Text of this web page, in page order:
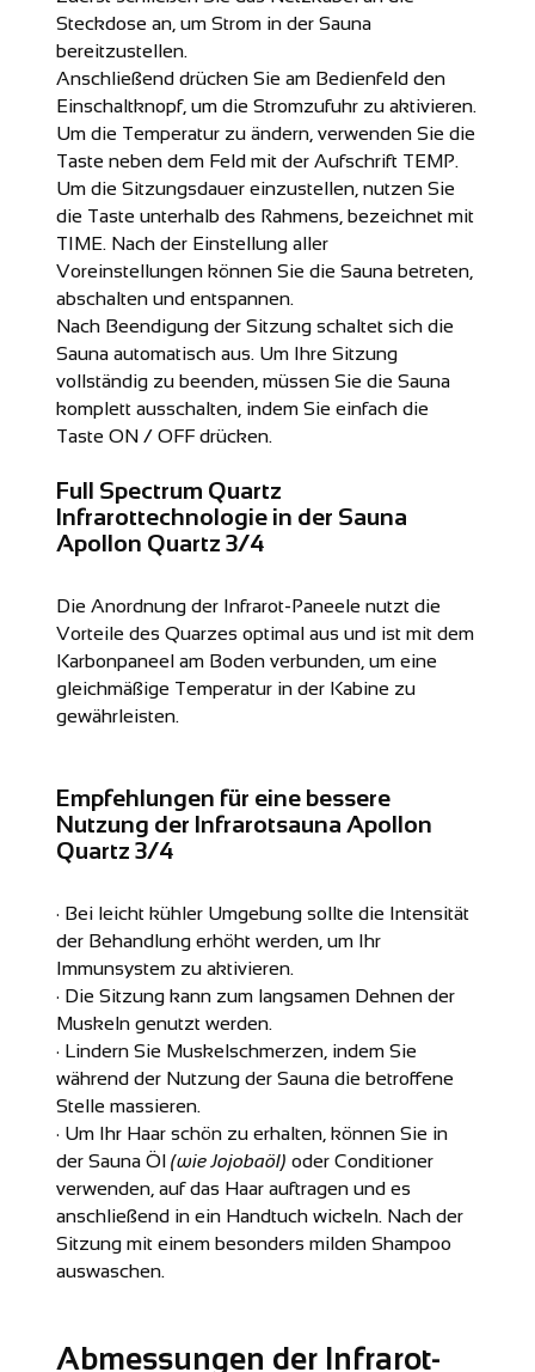
Steckdose an, um Strom in der Sauna
bereitzustellen.
Anschließend drücken Sie am Bedienfeld den
Einschaltknopf, um die Stromzufuhr zu aktivieren.
Um die Temperatur zu ändern, verwenden Sie die
Taste neben dem Feld mit der Aufschrift TEMP.
Um die Sitzungsdauer einzustellen, nutzen Sie
die Taste unterhalb des Rahmens, bezeichnet mit
TIME. Nach der Einstellung aller
Voreinstellungen können Sie die Sauna betreten,
abschalten und entspannen.
Nach Beendigung der Sitzung schaltet sich die
Sauna automatisch aus. Um Ihre Sitzung
vollständig zu beenden, müssen Sie die Sauna
komplett ausschalten, indem Sie einfach die
Taste ON / OFF drücken.
Full Spectrum Quartz
Infrarottechnologie in der Sauna
Apollon Quartz 3/4
Die Anordnung der Infrarot-Paneele nutzt die
Vorteile des Quarzes optimal aus und ist mit dem
Karbonpaneel am Boden verbunden, um eine
gleichmäßige Temperatur in der Kabine zu
gewährleisten.
Empfehlungen für eine bessere
Nutzung der Infrarotsauna Apollon
Quartz 3/4
· Bei leicht kühler Umgebung sollte die Intensität
der Behandlung erhöht werden, um Ihr
Immunsystem zu aktivieren.
· Die Sitzung kann zum langsamen Dehnen der
Muskeln genutzt werden.
· Lindern Sie Muskelschmerzen, indem Sie
während der Nutzung der Sauna die betroffene
Stelle massieren.
· Um Ihr Haar schön zu erhalten, können Sie in
der Sauna Öl(wie Jojobaöl) oder Conditioner
verwenden, auf das Haar auftragen und es
anschließend in ein Handtuch wickeln. Nach der
Sitzung mit einem besonders milden Shampoo
auswaschen.
Abmessungen der Infrarot-